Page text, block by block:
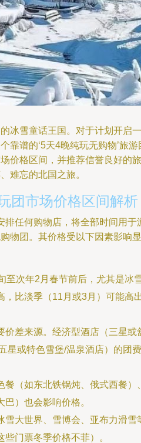
冰雪童话王国。对于计划开启一
靠谱的‘5天4晚纯玩无购物’旅游
价格区间，并推荐信誉良好的旅
难忘的北国之旅。
团市场价格区间解析
排任何购物店，将全部时间用于
物团。其价格受以下因素影响显
至次年2月春节前后，尤其是冰
，比淡季（11月或3月）可能高
价差来源。经济型酒店（三星或
星或特色雪堡/温泉酒店）的团费
餐（如东北铁锅炖、俄式西餐）
）也会影响价格。
雪大世界、雪博会、亚布力滑雪
门票冬季价格不菲）。